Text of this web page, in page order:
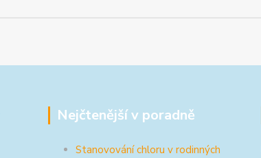
Nejčtenější v poradně
Stanovování chloru v rodinných